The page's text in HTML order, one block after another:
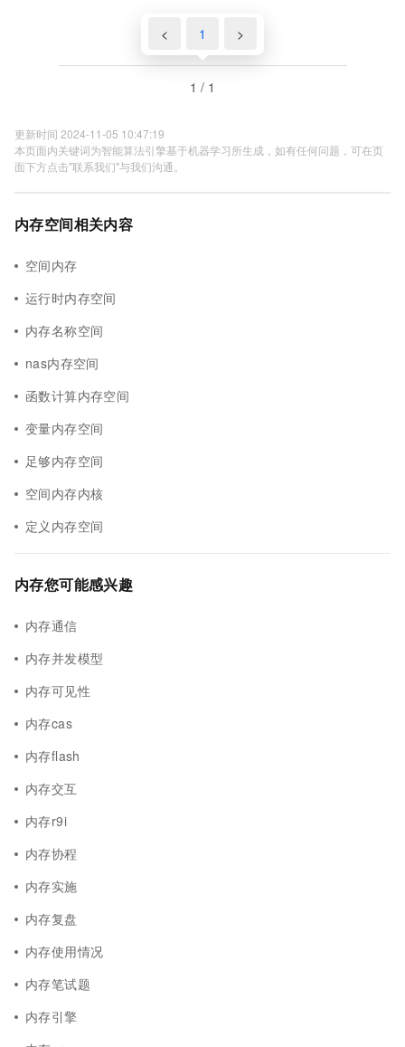
< 1 >
1 / 1
更新时间 2024-11-05 10:47:19
本页面内关键词为智能算法引擎基于机器学习所生成，如有任何问题，可在页
面下方点击"联系我们"与我们沟通。
内存空间相关内容
空间内存
运行时内存空间
内存名称空间
nas内存空间
函数计算内存空间
变量内存空间
足够内存空间
空间内存内核
定义内存空间
内存您可能感兴趣
内存通信
内存并发模型
内存可见性
内存cas
内存flash
内存交互
内存r9i
内存协程
内存实施
内存复盘
内存使用情况
内存笔试题
内存引擎